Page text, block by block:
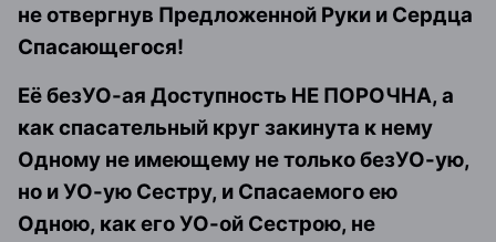
не отвергнув Предложенной Руки и Сердца
Спасающегося!
Её безУО-ая Доступность НЕ ПОРОЧНА, а
как спасательный круг закинута к нему
Одному не имеющему не только безУО-ую,
но и УО-ую Сестру, и Спасаемого ею
Одною, как его УО-ой Сестрою, не